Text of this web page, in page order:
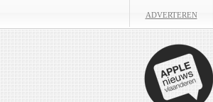
ADVERTEREN